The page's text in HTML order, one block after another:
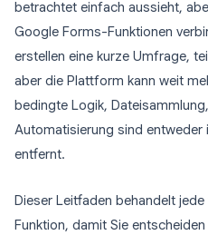
betrachtet einfach aussieht,
Google Forms-Funktionen
erstellen eine kurze Umfrage,
aber die Plattform kann weit
bedingte Logik,
Automatisierung sind
entfernt.
Dieser Leitfaden behandelt
Funktion, damit Sie